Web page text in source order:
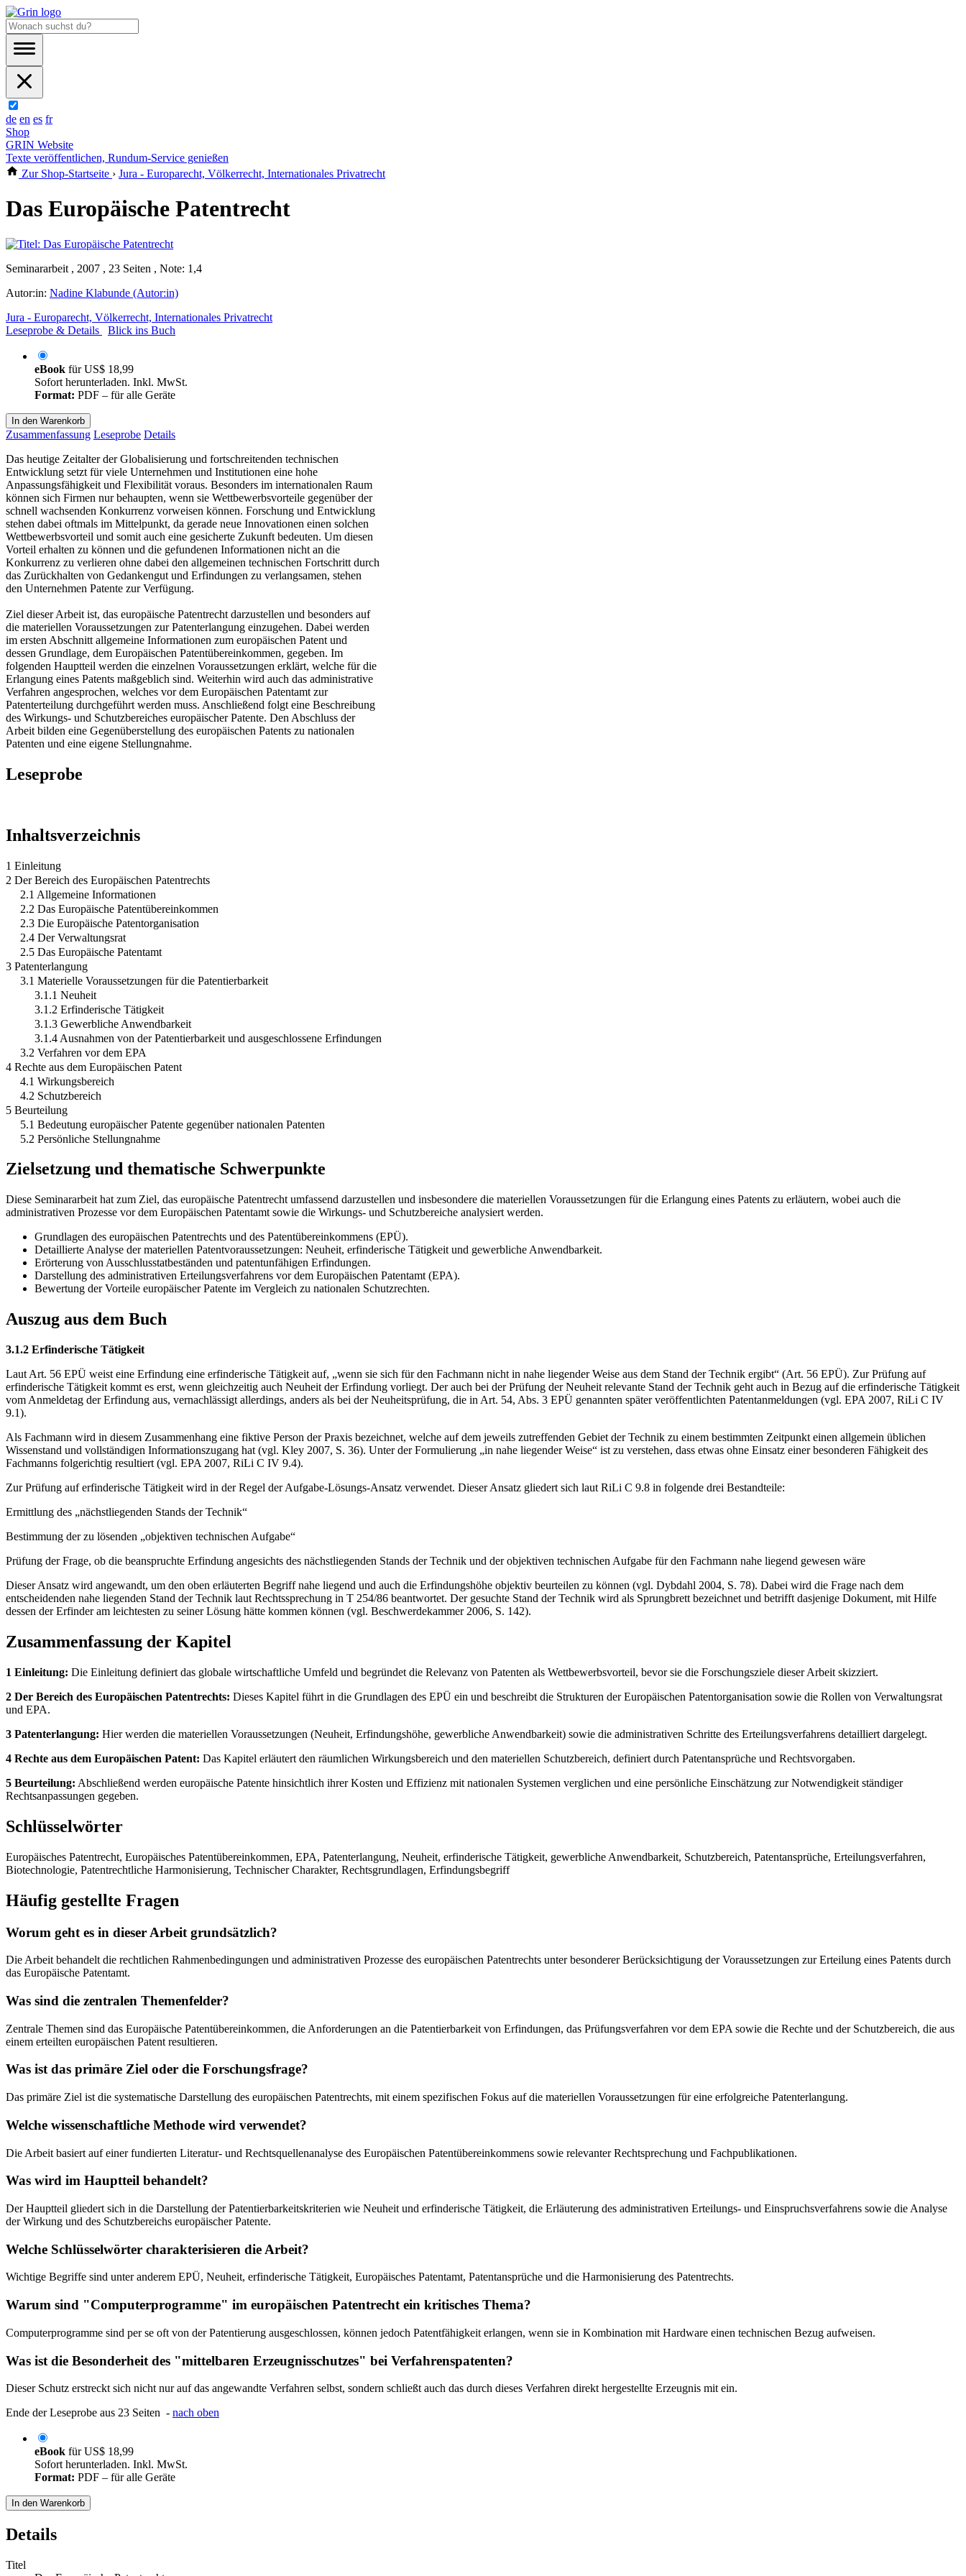
de en es fr
Shop
GRIN Website
Texte veröffentlichen, Rundum-Service genießen
Zur Shop-Startseite › Jura - Europarecht, Völkerrecht, Internationales Privatrecht
Das Europäische Patentrecht
Seminararbeit , 2007 , 23 Seiten , Note: 1,4
Autor:in: Nadine Klabunde (Autor:in)
Jura - Europarecht, Völkerrecht, Internationales Privatrecht
Leseprobe & Details
Blick ins Buch
eBook fürUS$ 18,99
Sofort herunterladen. Inkl. MwSt.
Format: PDF – für alle Geräte
In den Warenkorb
Zusammenfassung Leseprobe Details
Das heutige Zeitalter der Globalisierung und fortschreitenden technischen
Entwicklung setzt für viele Unternehmen und Institutionen eine hohe
Anpassungsfähigkeit und Flexibilität voraus. Besonders im internationalen Raum
können sich Firmen nur behaupten, wenn sie Wettbewerbsvorteile gegenüber der
schnell wachsenden Konkurrenz vorweisen können. Forschung und Entwicklung
stehen dabei oftmals im Mittelpunkt, da gerade neue Innovationen einen solchen
Wettbewerbsvorteil und somit auch eine gesicherte Zukunft bedeuten. Um diesen
Vorteil erhalten zu können und die gefundenen Informationen nicht an die
Konkurrenz zu verlieren ohne dabei den allgemeinen technischen Fortschritt durch
das Zurückhalten von Gedankengut und Erfindungen zu verlangsamen, stehen
den Unternehmen Patente zur Verfügung.
Ziel dieser Arbeit ist, das europäische Patentrecht darzustellen und besonders auf
die materiellen Voraussetzungen zur Patenterlangung einzugehen. Dabei werden
im ersten Abschnitt allgemeine Informationen zum europäischen Patent und
dessen Grundlage, dem Europäischen Patentübereinkommen, gegeben. Im
folgenden Hauptteil werden die einzelnen Voraussetzungen erklärt, welche für die
Erlangung eines Patents maßgeblich sind. Weiterhin wird auch das administrative
Verfahren angesprochen, welches vor dem Europäischen Patentamt zur
Patenterteilung durchgeführt werden muss. Anschließend folgt eine Beschreibung
des Wirkungs- und Schutzbereiches europäischer Patente. Den Abschluss der
Arbeit bilden eine Gegenüberstellung des europäischen Patents zu nationalen
Patenten und eine eigene Stellungnahme.
Leseprobe
Inhaltsverzeichnis
1 Einleitung
2 Der Bereich des Europäischen Patentrechts
2.1 Allgemeine Informationen
2.2 Das Europäische Patentübereinkommen
2.3 Die Europäische Patentorganisation
2.4 Der Verwaltungsrat
2.5 Das Europäische Patentamt
3 Patenterlangung
3.1 Materielle Voraussetzungen für die Patentierbarkeit
3.1.1 Neuheit
3.1.2 Erfinderische Tätigkeit
3.1.3 Gewerbliche Anwendbarkeit
3.1.4 Ausnahmen von der Patentierbarkeit und ausgeschlossene Erfindungen
3.2 Verfahren vor dem EPA
4 Rechte aus dem Europäischen Patent
4.1 Wirkungsbereich
4.2 Schutzbereich
5 Beurteilung
5.1 Bedeutung europäischer Patente gegenüber nationalen Patenten
5.2 Persönliche Stellungnahme
Zielsetzung und thematische Schwerpunkte
Diese Seminararbeit hat zum Ziel, das europäische Patentrecht umfassend darzustellen und insbesondere die materiellen Voraussetzungen für die Erlangung eines Patents zu erläutern, wobei auch die
administrativen Prozesse vor dem Europäischen Patentamt sowie die Wirkungs- und Schutzbereiche analysiert werden.
Grundlagen des europäischen Patentrechts und des Patentübereinkommens (EPÜ).
Detaillierte Analyse der materiellen Patentvoraussetzungen: Neuheit, erfinderische Tätigkeit und gewerbliche Anwendbarkeit.
Erörterung von Ausschlusstatbeständen und patentunfähigen Erfindungen.
Darstellung des administrativen Erteilungsverfahrens vor dem Europäischen Patentamt (EPA).
Bewertung der Vorteile europäischer Patente im Vergleich zu nationalen Schutzrechten.
Auszug aus dem Buch
3.1.2 Erfinderische Tätigkeit
Laut Art. 56 EPÜ weist eine Erfindung eine erfinderische Tätigkeit auf, „wenn sie sich für den Fachmann nicht in nahe liegender Weise aus dem Stand der Technik ergibt“ (Art. 56 EPÜ). Zur Prüfung auf
erfinderische Tätigkeit kommt es erst, wenn gleichzeitig auch Neuheit der Erfindung vorliegt. Der auch bei der Prüfung der Neuheit relevante Stand der Technik geht auch in Bezug auf die erfinderische Tätigkeit
vom Anmeldetag der Erfindung aus, vernachlässigt allerdings, anders als bei der Neuheitsprüfung, die in Art. 54, Abs. 3 EPÜ genannten später veröffentlichten Patentanmeldungen (vgl. EPA 2007, RiLi C IV
9.1).
Als Fachmann wird in diesem Zusammenhang eine fiktive Person der Praxis bezeichnet, welche auf dem jeweils zutreffenden Gebiet der Technik zu einem bestimmten Zeitpunkt einen allgemein üblichen
Wissenstand und vollständigen Informationszugang hat (vgl. Kley 2007, S. 36). Unter der Formulierung „in nahe liegender Weise“ ist zu verstehen, dass etwas ohne Einsatz einer besonderen Fähigkeit des
Fachmanns folgerichtig resultiert (vgl. EPA 2007, RiLi C IV 9.4).
Zur Prüfung auf erfinderische Tätigkeit wird in der Regel der Aufgabe-Lösungs-Ansatz verwendet. Dieser Ansatz gliedert sich laut RiLi C 9.8 in folgende drei Bestandteile:
Ermittlung des „nächstliegenden Stands der Technik“
Bestimmung der zu lösenden „objektiven technischen Aufgabe“
Prüfung der Frage, ob die beanspruchte Erfindung angesichts des nächstliegenden Stands der Technik und der objektiven technischen Aufgabe für den Fachmann nahe liegend gewesen wäre
Dieser Ansatz wird angewandt, um den oben erläuterten Begriff nahe liegend und auch die Erfindungshöhe objektiv beurteilen zu können (vgl. Dybdahl 2004, S. 78). Dabei wird die Frage nach dem
entscheidenden nahe liegenden Stand der Technik laut Rechtssprechung in T 254/86 beantwortet. Der gesuchte Stand der Technik wird als Sprungbrett bezeichnet und betrifft dasjenige Dokument, mit Hilfe
dessen der Erfinder am leichtesten zu seiner Lösung hätte kommen können (vgl. Beschwerdekammer 2006, S. 142).
Zusammenfassung der Kapitel
1 Einleitung: Die Einleitung definiert das globale wirtschaftliche Umfeld und begründet die Relevanz von Patenten als Wettbewerbsvorteil, bevor sie die Forschungsziele dieser Arbeit skizziert.
2 Der Bereich des Europäischen Patentrechts: Dieses Kapitel führt in die Grundlagen des EPÜ ein und beschreibt die Strukturen der Europäischen Patentorganisation sowie die Rollen von Verwaltungsrat
und EPA.
3 Patenterlangung: Hier werden die materiellen Voraussetzungen (Neuheit, Erfindungshöhe, gewerbliche Anwendbarkeit) sowie die administrativen Schritte des Erteilungsverfahrens detailliert dargelegt.
4 Rechte aus dem Europäischen Patent: Das Kapitel erläutert den räumlichen Wirkungsbereich und den materiellen Schutzbereich, definiert durch Patentansprüche und Rechtsvorgaben.
5 Beurteilung: Abschließend werden europäische Patente hinsichtlich ihrer Kosten und Effizienz mit nationalen Systemen verglichen und eine persönliche Einschätzung zur Notwendigkeit ständiger
Rechtsanpassungen gegeben.
Schlüsselwörter
Europäisches Patentrecht, Europäisches Patentübereinkommen, EPA, Patenterlangung, Neuheit, erfinderische Tätigkeit, gewerbliche Anwendbarkeit, Schutzbereich, Patentansprüche, Erteilungsverfahren,
Biotechnologie, Patentrechtliche Harmonisierung, Technischer Charakter, Rechtsgrundlagen, Erfindungsbegriff
Häufig gestellte Fragen
Worum geht es in dieser Arbeit grundsätzlich?
Die Arbeit behandelt die rechtlichen Rahmenbedingungen und administrativen Prozesse des europäischen Patentrechts unter besonderer Berücksichtigung der Voraussetzungen zur Erteilung eines Patents durch
das Europäische Patentamt.
Was sind die zentralen Themenfelder?
Zentrale Themen sind das Europäische Patentübereinkommen, die Anforderungen an die Patentierbarkeit von Erfindungen, das Prüfungsverfahren vor dem EPA sowie die Rechte und der Schutzbereich, die aus
einem erteilten europäischen Patent resultieren.
Was ist das primäre Ziel oder die Forschungsfrage?
Das primäre Ziel ist die systematische Darstellung des europäischen Patentrechts, mit einem spezifischen Fokus auf die materiellen Voraussetzungen für eine erfolgreiche Patenterlangung.
Welche wissenschaftliche Methode wird verwendet?
Die Arbeit basiert auf einer fundierten Literatur- und Rechtsquellenanalyse des Europäischen Patentübereinkommens sowie relevanter Rechtsprechung und Fachpublikationen.
Was wird im Hauptteil behandelt?
Der Hauptteil gliedert sich in die Darstellung der Patentierbarkeitskriterien wie Neuheit und erfinderische Tätigkeit, die Erläuterung des administrativen Erteilungs- und Einspruchsverfahrens sowie die Analyse
der Wirkung und des Schutzbereichs europäischer Patente.
Welche Schlüsselwörter charakterisieren die Arbeit?
Wichtige Begriffe sind unter anderem EPÜ, Neuheit, erfinderische Tätigkeit, Europäisches Patentamt, Patentansprüche und die Harmonisierung des Patentrechts.
Warum sind "Computerprogramme" im europäischen Patentrecht ein kritisches Thema?
Computerprogramme sind per se oft von der Patentierung ausgeschlossen, können jedoch Patentfähigkeit erlangen, wenn sie in Kombination mit Hardware einen technischen Bezug aufweisen.
Was ist die Besonderheit des "mittelbaren Erzeugnisschutzes" bei Verfahrenspatenten?
Dieser Schutz erstreckt sich nicht nur auf das angewandte Verfahren selbst, sondern schließt auch das durch dieses Verfahren direkt hergestellte Erzeugnis mit ein.
Ende der Leseprobe aus 23 Seiten - nach oben
eBook fürUS$ 18,99
Sofort herunterladen. Inkl. MwSt.
Format: PDF – für alle Geräte
In den Warenkorb
Details
Titel